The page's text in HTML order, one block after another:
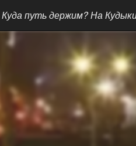
Куда путь держим? На